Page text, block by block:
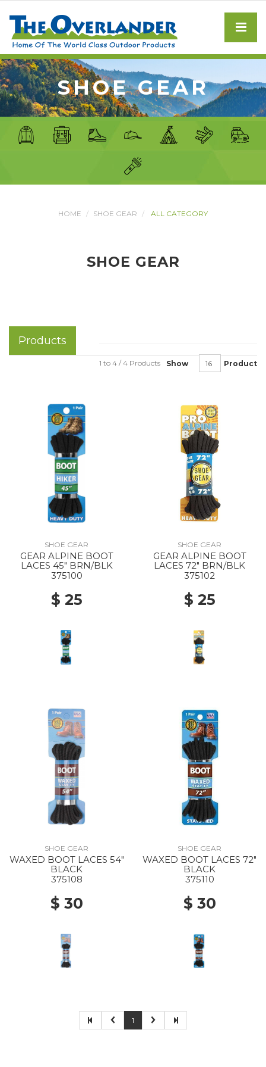
SHOE GEAR
HOME SHOE GEAR ALL CATEGORY
SHOE GEAR
Products
Show Product
1 to 4 / 4 Products
SHOE GEAR
GEAR ALPINE BOOT
LACES 45" BRN/BLK
375100
$ 25
SHOE GEAR
GEAR ALPINE BOOT
LACES 72" BRN/BLK
375102
$ 25
SHOE GEAR
WAXED BOOT LACES 54"
BLACK
375108
$ 30
SHOE GEAR
WAXED BOOT LACES 72"
BLACK
375110
$ 30
1